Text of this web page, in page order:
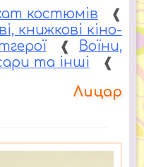
костюмів ❰
книжкові кіно-
❰ Воїни,
та інші ❰
Лицар